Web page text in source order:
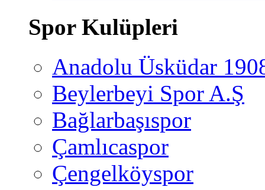
Spor Kulüpleri
Anadolu Üsküdar
Beylerbeyi Spor A.Ş
Bağlarbaşıspor
Çamlıcaspor
Çengelköyspor